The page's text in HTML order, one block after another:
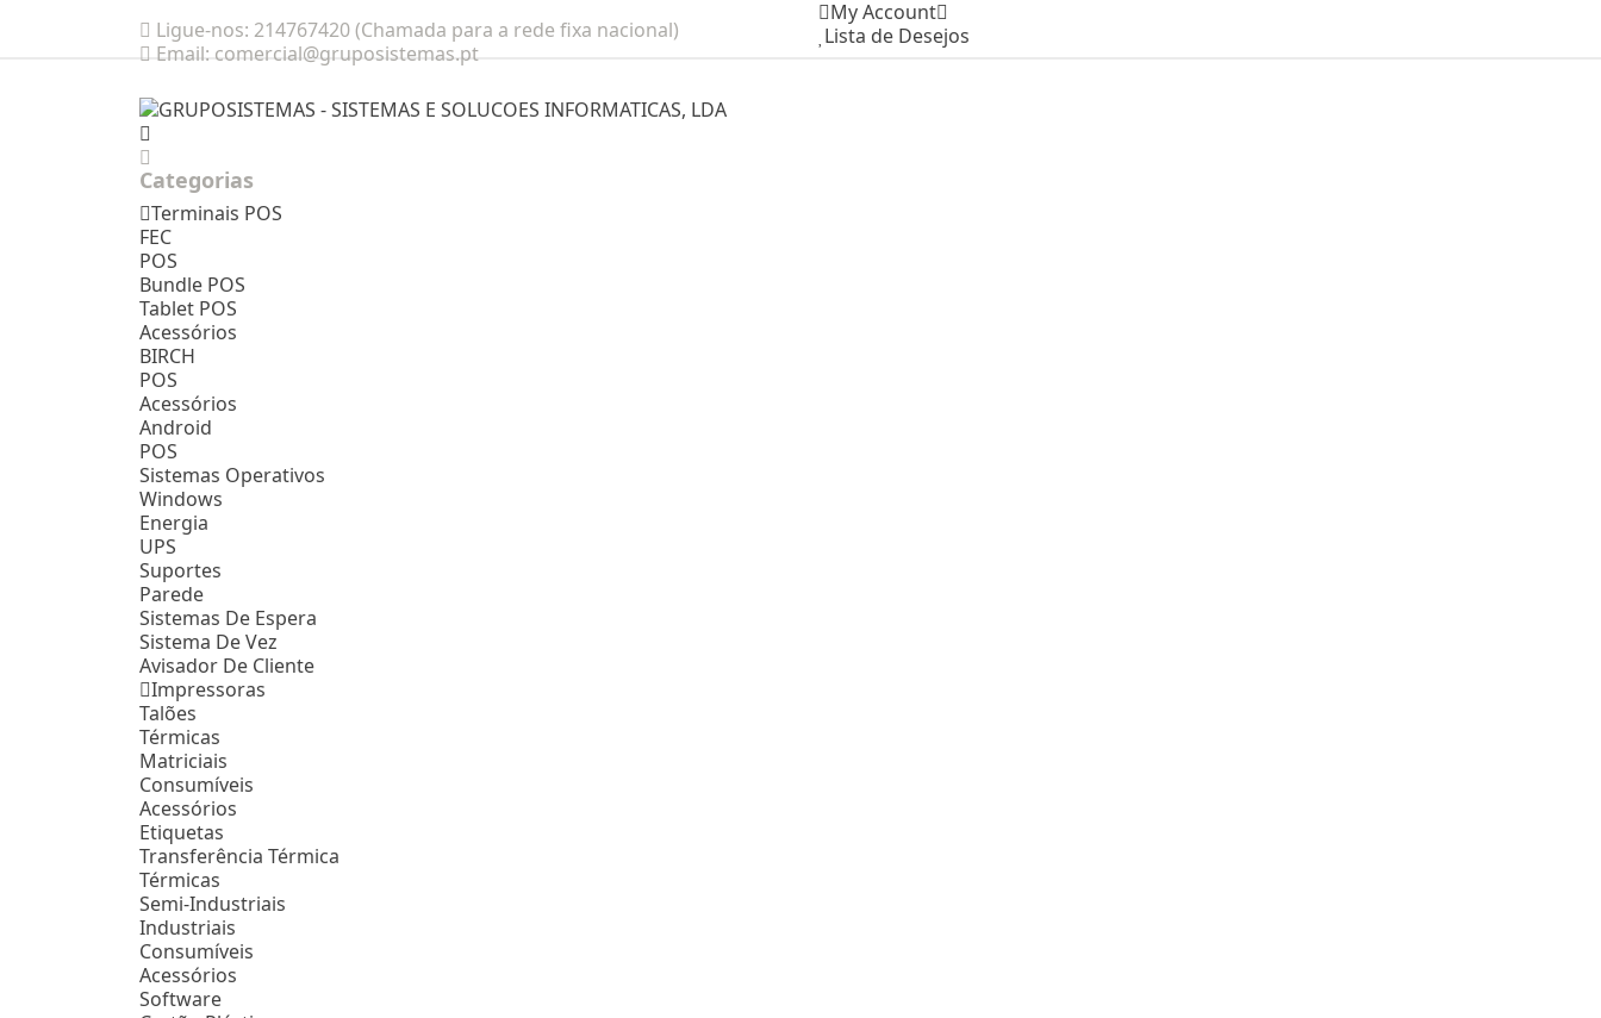
Ligue-nos: 214767420 (Chamada para a rede fixa nacional)
Email: comercial@gruposistemas.pt
My Account
Lista de Desejos
Categorias
Terminais POS
FEC
POS
Bundle POS
Tablet POS
Acessórios
BIRCH
POS
Acessórios
Android
POS
Sistemas Operativos
Windows
Energia
UPS
Suportes
Parede
Sistemas De Espera
Sistema De Vez
Avisador De Cliente
Impressoras
Talões
Térmicas
Matriciais
Consumíveis
Acessórios
Etiquetas
Transferência Térmica
Térmicas
Semi-Industriais
Industriais
Consumíveis
Acessórios
Software